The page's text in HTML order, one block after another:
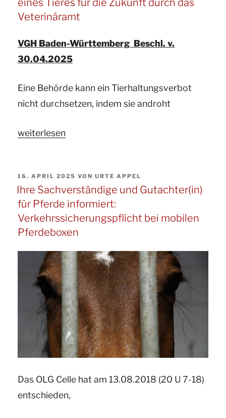
zum
Gewährleistungsrechte
beim
eines
Pferdes“
eines Tieres für die Zukunft durch das
Veterinäramt
VGH Baden-Württemberg Beschl. v.
30.04.2025
Eine Behörde kann ein Tierhaltungsverbot
nicht durchsetzen, indem sie androht
„Ihr
Pferde
und
ö.b.v.
Sachverständige
Thema:
Unzulässige
Androhung
der
Wegnahme
für
die
weiterlesen
VERÖFFENTLICHT
AM
16. APRIL 2025 VONURTE APPEL
Ihre Sachverständige und Gutachter(in)
für Pferde informiert:
Verkehrssicherungspflicht bei mobilen
Pferdeboxen
Das OLG Celle hat am 13.08.2018 (20 U 7-18)
entschieden,